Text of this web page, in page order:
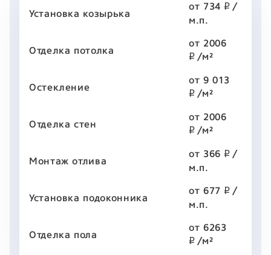
Установка козырька
от 734 p/
м.п.
Отделка потолка
от 2006
p /м²
Остекление
от 9 013
p /м²
Отделка стен
от 2006
p /м²
Монтаж отлива
от 366 p/
м.п.
Установка подоконника
от 677 p/
м.п.
Отделка пола
от 6263
p /м²